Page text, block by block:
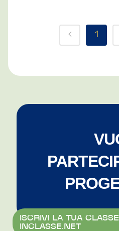
1
ISCRIVI LA TUA
INCLASSE.NET